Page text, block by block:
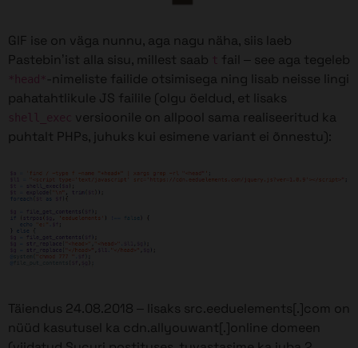
GIF ise on väga nunnu, aga nagu näha, siis laeb
Pastebin’ist alla sisu, millest saab t fail – see aga tegeleb
*head*
-nimeliste failide otsimisega ning lisab neisse lingi
pahatahtlikule JS failile (olgu öeldud, et lisaks
shell_exec versioonile on allpool sama realiseeritud ka
puhtalt PHPs, juhuks kui esimene variant ei õnnestu):
Täiendus 24.08.2018 – lisaks src.eeduelements[.]com on
nüüd kasutusel ka cdn.allyouwant[.]online domeen